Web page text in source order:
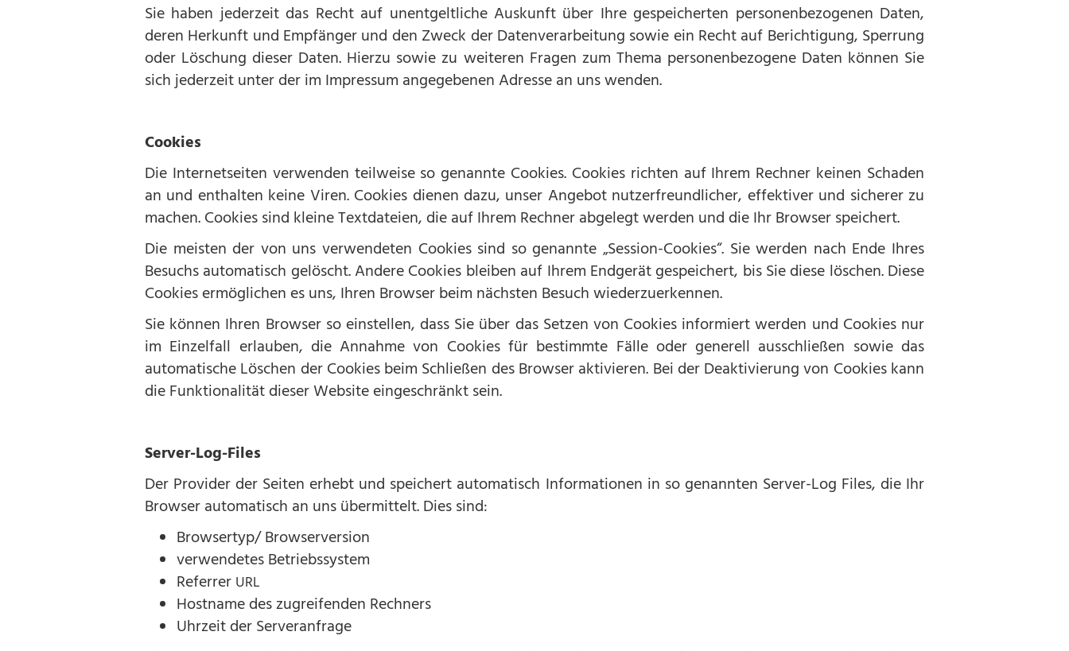
Sie haben jederzeit das Recht auf unentgeltliche Auskunft über Ihre gespeicherten personenbezogenen Daten,
deren Herkunft und Empfänger und den Zweck der Datenverarbeitung sowie ein Recht auf Berichtigung, Sperrung
oder Löschung dieser Daten. Hierzu sowie zu weiteren Fragen zum Thema personenbezogene Daten können Sie
sich jederzeit unter der im Impressum angegebenen Adresse an uns wenden.
Cookies
Die Internetseiten verwenden teilweise so genannte Cookies. Cookies richten auf Ihrem Rechner keinen Schaden
an und enthalten keine Viren. Cookies dienen dazu, unser Angebot nutzerfreundlicher, effektiver und sicherer zu
machen. Cookies sind kleine Textdateien, die auf Ihrem Rechner abgelegt werden und die Ihr Browser speichert.
Die meisten der von uns verwendeten Cookies sind so genannte „Session-Cookies“. Sie werden nach Ende Ihres
Besuchs automatisch gelöscht. Andere Cookies bleiben auf Ihrem Endgerät gespeichert, bis Sie diese löschen. Diese
Cookies ermöglichen es uns, Ihren Browser beim nächsten Besuch wiederzuerkennen.
Sie können Ihren Browser so einstellen, dass Sie über das Setzen von Cookies informiert werden und Cookies nur
im Einzelfall erlauben, die Annahme von Cookies für bestimmte Fälle oder generell ausschließen sowie das
automatische Löschen der Cookies beim Schließen des Browser aktivieren. Bei der Deaktivierung von Cookies kann
die Funktionalität dieser Website eingeschränkt sein.
Server-Log-Files
Der Provider der Seiten erhebt und speichert automatisch Informationen in so genannten Server-Log Files, die Ihr
Browser automatisch an uns übermittelt. Dies sind:
Browsertyp/ Browserversion
verwendetes Betriebssystem
Referrer URL
Hostname des zugreifenden Rechners
Uhrzeit der Serveranfrage